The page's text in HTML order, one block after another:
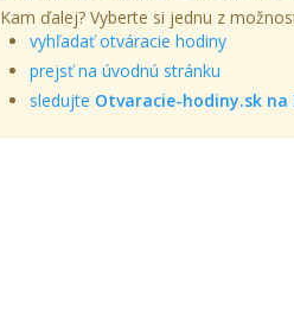
Kam ďalej? Vyberte si jednu z
vyhľadať otváracie hodiny
prejsť na úvodnú stránku
sledujte Otvaracie-hodiny.sk na